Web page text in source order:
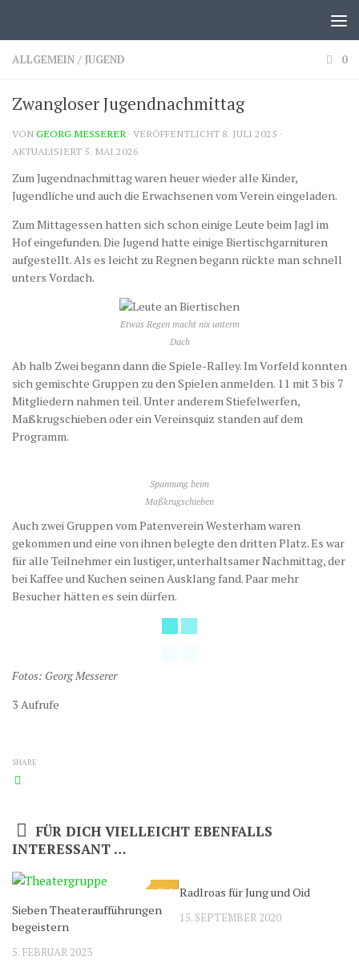
ALLGEMEIN / JUGEND 0
Zwangloser Jugendnachmittag
VONGEORG MESSERER · VERÖFFENTLICHT 8. JULI 2025 ·
AKTUALISIERT 5. MAI 2026
Zum Jugendnachmittag waren heuer wieder alle Kinder,
Jugendliche und auch die Erwachsenen vom Verein eingeladen.
Zum Mittagessen hatten sich schon einige Leute beim Jagl im
Hof eingefunden. Die Jugend hatte einige Biertischgarnituren
aufgestellt. Als es leicht zu Regnen begann rückte man schnell
unters Vordach.
Etwas Regen macht nix unterm
Dach
Ab halb Zwei begann dann die Spiele-Ralley. Im Vorfeld konnten
sich gemischte Gruppen zu den Spielen anmelden. 11 mit 3 bis 7
Mitgliedern nahmen teil. Unter anderem Stiefelwerfen,
Maßkrugschieben oder ein Vereinsquiz standen auf dem
Programm.
Spannung beim
Maßkrugschieben
Auch zwei Gruppen vom Patenverein Westerham waren
gekommen und eine von ihnen belegte den dritten Platz. Es war
für alle Teilnehmer ein lustiger, unterhaltsamer Nachmittag, der
bei Kaffee und Kuchen seinen Ausklang fand. Paar mehr
Besucher hätten es sein dürfen.
Fotos: Georg Messerer
3 Aufrufe
SHARE
FÜR DICH VIELLEICHT EBENFALLS
INTERESSANT …
0
Sieben Theateraufführungen
begeistern
5. FEBRUAR 2023
Radlroas für Jung und Oid
15. SEPTEMBER 2020